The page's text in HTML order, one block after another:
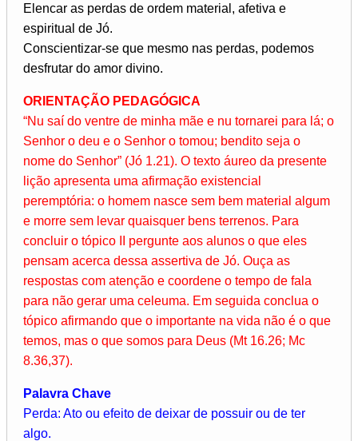
Elencar as perdas de ordem material, afetiva e
espiritual de Jó.
Conscientizar-se que mesmo nas perdas, podemos
desfrutar do amor divino.
ORIENTAÇÃO PEDAGÓGICA
“Nu saí do ventre de minha mãe e nu tornarei para lá; o
Senhor o deu e o Senhor o tomou; bendito seja o
nome do Senhor” (Jó 1.21). O texto áureo da presente
lição apresenta uma afirmação existencial
peremptória: o homem nasce sem bem material algum
e morre sem levar quaisquer bens terrenos. Para
concluir o tópico II pergunte aos alunos o que eles
pensam acerca dessa assertiva de Jó. Ouça as
respostas com atenção e coordene o tempo de fala
para não gerar uma celeuma. Em seguida conclua o
tópico afirmando que o importante na vida não é o que
temos, mas o que somos para Deus (Mt 16.26; Mc
8.36,37).
Palavra Chave
Perda: Ato ou efeito de deixar de possuir ou de ter
algo.